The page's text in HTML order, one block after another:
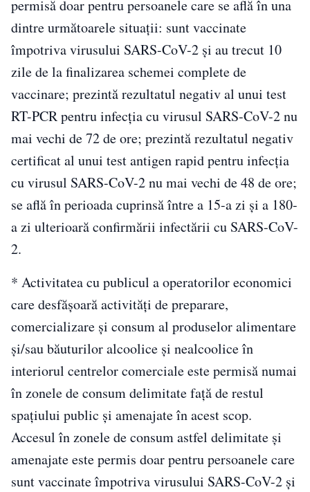
permisă doar pentru persoanele care se află în una
dintre următoarele situaţii: sunt vaccinate
împotriva virusului SARS-CoV-2 şi au trecut 10
zile de la finalizarea schemei complete de
vaccinare; prezintă rezultatul negativ al unui test
RT-PCR pentru infecţia cu virusul SARS-CoV-2 nu
mai vechi de 72 de ore; prezintă rezultatul negativ
certificat al unui test antigen rapid pentru infecţia
cu virusul SARS-CoV-2 nu mai vechi de 48 de ore;
se află în perioada cuprinsă între a 15-a zi şi a 180-
a zi ulterioară confirmării infectării cu SARS-CoV-
2.
* Activitatea cu publicul a operatorilor economici
care desfăşoară activităţi de preparare,
comercializare şi consum al produselor alimentare
şi/sau băuturilor alcoolice şi nealcoolice în
interiorul centrelor comerciale este permisă numai
în zonele de consum delimitate faţă de restul
spaţiului public şi amenajate în acest scop.
Accesul în zonele de consum astfel delimitate şi
amenajate este permis doar pentru persoanele care
sunt vaccinate împotriva virusului SARS-CoV-2 şi